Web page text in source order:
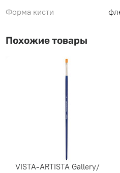
Форма кисти
Похожие товары
VISTA-ARTISTA Gallery/